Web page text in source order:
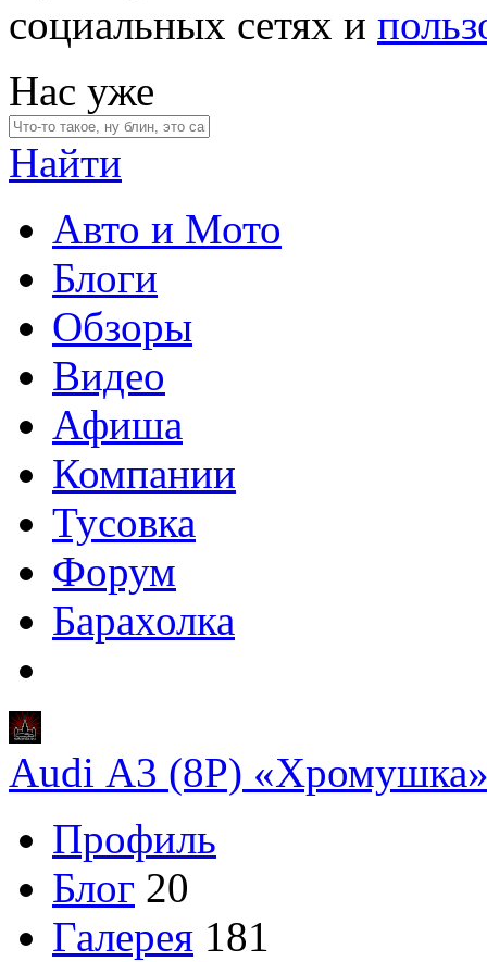
социальных сетях и
Нас уже
Найти
Авто и Мото
Блоги
Обзоры
Видео
Афиша
Компании
Тусовка
Форум
Барахолка
Audi A3 (8P)
Профиль
Блог 20
Галерея 181